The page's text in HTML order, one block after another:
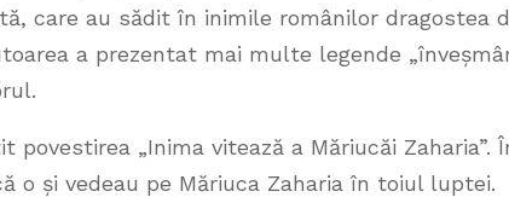
care au sădit în inimile românilor dragostea
a prezentat mai multe legende
povestirea „Inima vitează a Măriucăi
o și vedeau pe Măriuca Zaharia în toiul luptei.